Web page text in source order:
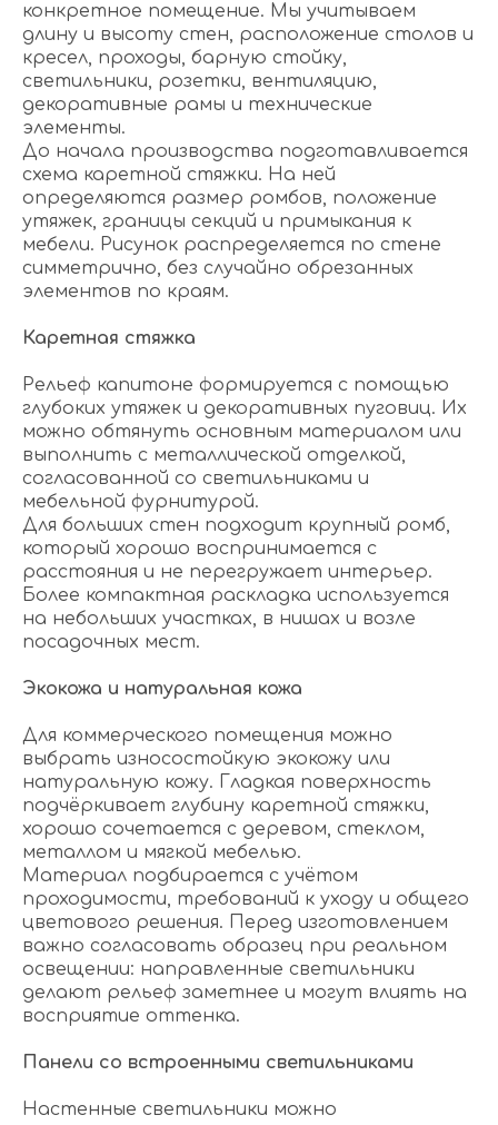
конкретное помещение. Мы учитываем
длину и высоту стен, расположение столов и
кресел, проходы, барную стойку,
светильники, розетки, вентиляцию,
декоративные рамы и технические
элементы.
До начала производства подготавливается
схема каретной стяжки. На ней
определяются размер ромбов, положение
утяжек, границы секций и примыкания к
мебели. Рисунок распределяется по стене
симметрично, без случайно обрезанных
элементов по краям.
Каретная стяжка
Рельеф капитоне формируется с помощью
глубоких утяжек и декоративных пуговиц. Их
можно обтянуть основным материалом или
выполнить с металлической отделкой,
согласованной со светильниками и
мебельной фурнитурой.
Для больших стен подходит крупный ромб,
который хорошо воспринимается с
расстояния и не перегружает интерьер.
Более компактная раскладка используется
на небольших участках, в нишах и возле
посадочных мест.
Экокожа и натуральная кожа
Для коммерческого помещения можно
выбрать износостойкую экокожу или
натуральную кожу. Гладкая поверхность
подчёркивает глубину каретной стяжки,
хорошо сочетается с деревом, стеклом,
металлом и мягкой мебелью.
Материал подбирается с учётом
проходимости, требований к уходу и общего
цветового решения. Перед изготовлением
важно согласовать образец при реальном
освещении: направленные светильники
делают рельеф заметнее и могут влиять на
восприятие оттенка.
Панели со встроенными светильниками
Настенные светильники можно